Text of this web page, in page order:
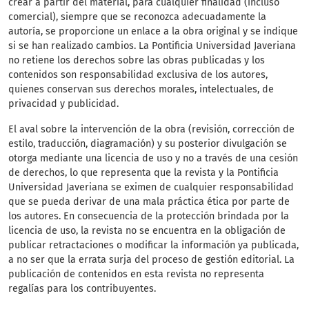
crear a partir del material, para cualquier finalidad (incluso
comercial), siempre que se reconozca adecuadamente la
autoría, se proporcione un enlace a la obra original y se indique
si se han realizado cambios. La Pontificia Universidad Javeriana
no retiene los derechos sobre las obras publicadas y los
contenidos son responsabilidad exclusiva de los autores,
quienes conservan sus derechos morales, intelectuales, de
privacidad y publicidad.
El aval sobre la intervención de la obra (revisión, corrección de
estilo, traducción, diagramación) y su posterior divulgación se
otorga mediante una licencia de uso y no a través de una cesión
de derechos, lo que representa que la revista y la Pontificia
Universidad Javeriana se eximen de cualquier responsabilidad
que se pueda derivar de una mala práctica ética por parte de
los autores. En consecuencia de la protección brindada por la
licencia de uso, la revista no se encuentra en la obligación de
publicar retractaciones o modificar la información ya publicada,
a no ser que la errata surja del proceso de gestión editorial. La
publicación de contenidos en esta revista no representa
regalías para los contribuyentes.